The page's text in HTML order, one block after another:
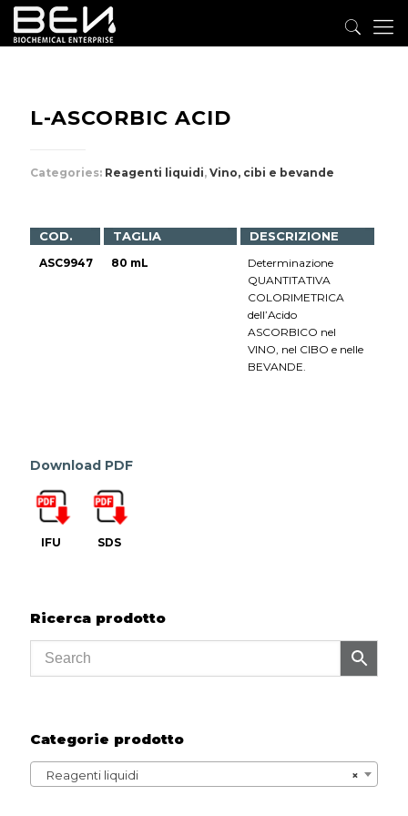
L-ASCORBIC ACID
Categories: Reagenti liquidi, Vino, cibi e bevande
COD. TAGLIA DESCRIZIONE
ASC9947 80 mL
Determinazione
QUANTITATIVA
COLORIMETRICA
dell’Acido
ASCORBICO nel
VINO, nel CIBO e nelle
BEVANDE.
Download PDF
IFU SDS
Ricerca prodotto
Categorie prodotto
×
Reagenti liquidi